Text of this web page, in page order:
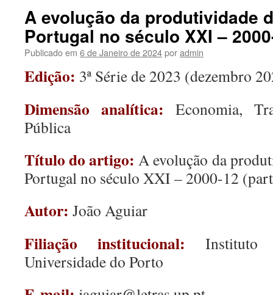
conteúdo
A evolução da produtividade
Portugal no século XXI –
Publicado em 6 de Janeiro de 2024poradmin
Edição: 3ª Série de 2023 (dezembro
Dimensão analítica: Economia,
Pública
Título do artigo:A evolução da
Portugal no século XXI – 2000-12
Autor: João Aguiar
Filiação institucional: Instituto
Universidade do Porto